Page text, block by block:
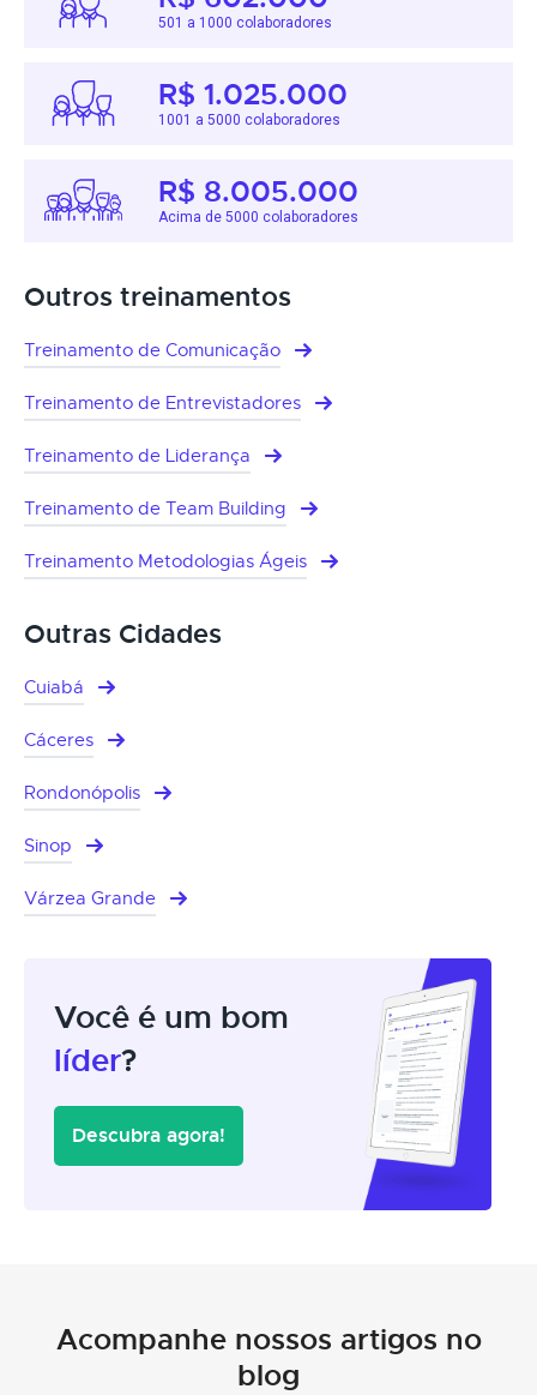
501 a 1000 colaboradores
R$ 1.025.000
1001 a 5000 colaboradores
R$ 8.005.000
Acima de 5000 colaboradores
Outros treinamentos
Treinamento de Comunicação
Treinamento de Entrevistadores
Treinamento de Liderança
Treinamento de Team Building
Treinamento Metodologias Ágeis
Outras Cidades
Cuiabá
Cáceres
Rondonópolis
Sinop
Várzea Grande
Você é um bom
líder?
Descubra agora!
Acompanhe nossos artigos no
blog